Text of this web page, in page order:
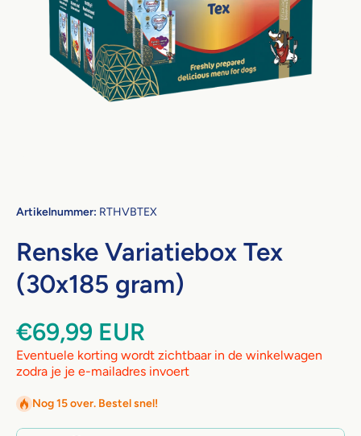
Artikelnummer: RTHVBTEX
Renske Variatiebox Tex
(30x185 gram)
€69,99 EUR
Eventuele korting wordt zichtbaar in de winkelwagen
zodra je je e-mailadres invoert
Nog 15 over. Bestel snel!